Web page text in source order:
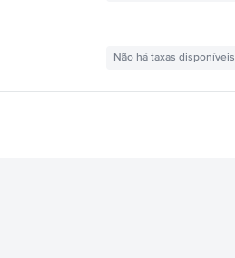
Não há taxas disponíveis